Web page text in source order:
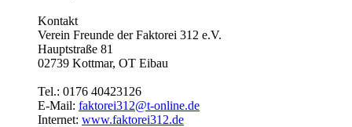
Kontakt
Verein Freunde der Faktorei 312 e.V.
Hauptstraße 81
02739 Kottmar, OT Eibau
Tel.: 0176 40423126
E-Mail: faktorei312@t-online.de
Internet: www.faktorei312.de